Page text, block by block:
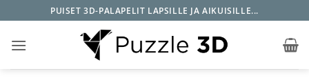
to
content
PUISET 3D-PALAPELIT LAPSILLE JA AIKUISILLE...